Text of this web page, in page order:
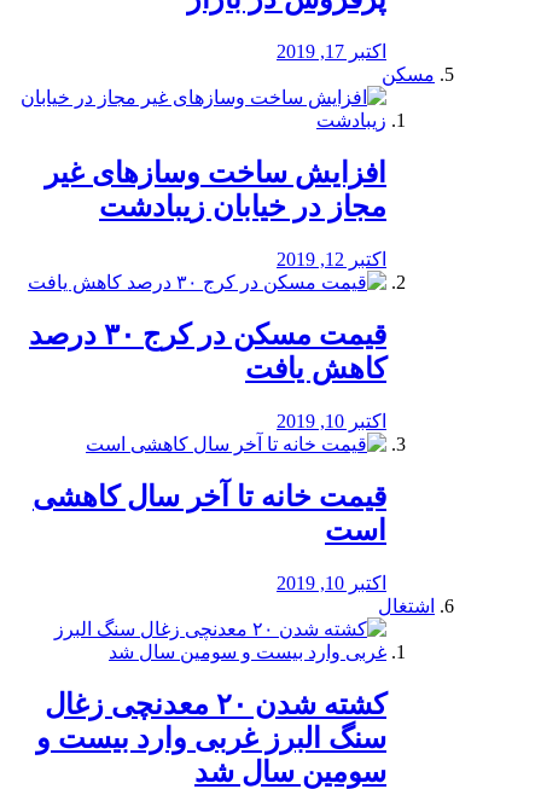
اکتبر 17, 2019
مسکن
افزایش ساخت وسازهای غیر
مجاز در خیابان زیبادشت
اکتبر 12, 2019
️قیمت مسکن در کرج ۳۰ درصد
کاهش یافت
اکتبر 10, 2019
قیمت خانه تا آخر سال کاهشی
است
اکتبر 10, 2019
اشتغال
کشته شدن ۲۰ معدنچی زغال
سنگ البرز غربی وارد بیست و
سومین سال شد